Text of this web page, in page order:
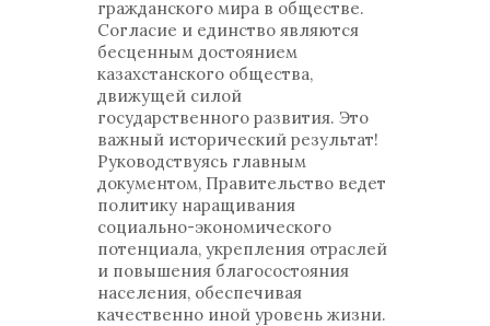
гражданского мира в обществе.
Согласие и единство являются
бесценным достоянием
казахстанского общества,
движущей силой
государственного развития. Это
важный исторический результат!
Руководствуясь главным
документом, Правительство ведет
политику наращивания
социально-экономического
потенциала, укрепления отраслей
и повышения благосостояния
населения, обеспечивая
качественно иной уровень жизни.